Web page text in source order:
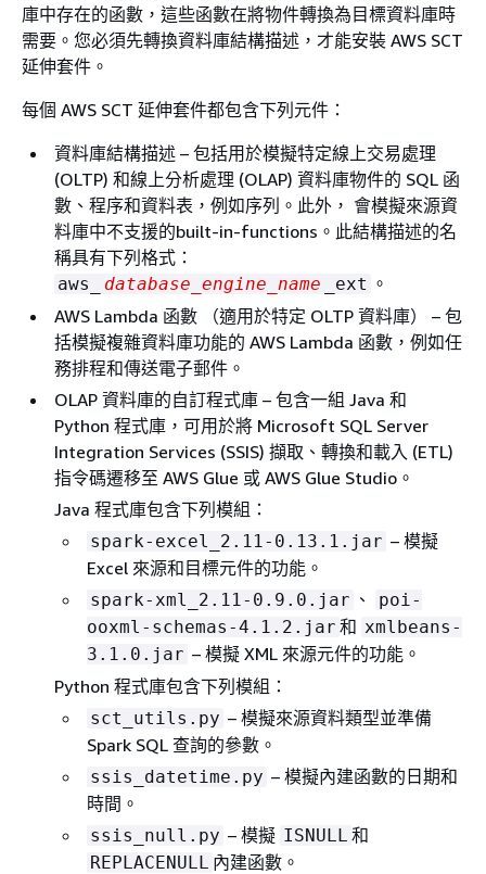
庫中存在的函數，這些函數在將物件轉換為目標資料庫時
需要。您必須先轉換資料庫結構描述，才能安裝 AWS SCT
延伸套件。
每個 AWS SCT 延伸套件都包含下列元件：
資料庫結構描述 – 包括用於模擬特定線上交易處理
(OLTP) 和線上分析處理 (OLAP) 資料庫物件的 SQL 函
數、程序和資料表，例如序列。此外， 會模擬來源資
料庫中不支援的built-in-functions。此結構描述的名
稱具有下列格式：
aws_ database_engine_name _ext 。
AWS Lambda 函數 （適用於特定 OLTP 資料庫） – 包
括模擬複雜資料庫功能的 AWS Lambda 函數，例如任
務排程和傳送電子郵件。
OLAP 資料庫的自訂程式庫 – 包含一組 Java 和
Python 程式庫，可用於將 Microsoft SQL Server
Integration Services (SSIS) 擷取、轉換和載入 (ETL)
指令碼遷移至 AWS Glue 或 AWS Glue Studio。
Java 程式庫包含下列模組：
spark-excel_2.11-0.13.1.jar – 模擬
Excel 來源和目標元件的功能。
spark-xml_2.11-0.9.0.jar 、
poi-
ooxml-schemas-4.1.2.jar 和 xmlbeans-
3.1.0.jar – 模擬 XML 來源元件的功能。
Python 程式庫包含下列模組：
sct_utils.py – 模擬來源資料類型並準備
Spark SQL 查詢的參數。
ssis_datetime.py – 模擬內建函數的日期和
時間。
ssis_null.py – 模擬 ISNULL 和
REPLACENULL 內建函數。